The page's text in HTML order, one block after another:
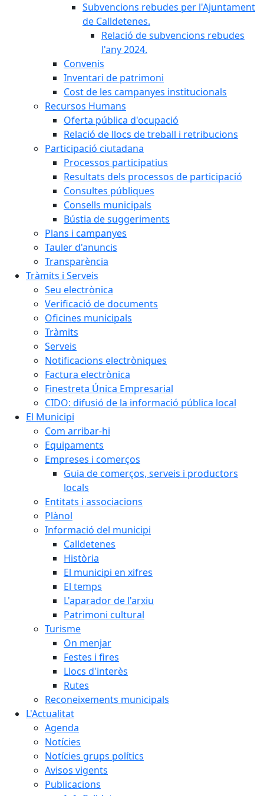
Subvencions rebudes per l'Ajuntament
de Calldetenes.
Relació de subvencions rebudes
l'any 2024.
Convenis
Inventari de patrimoni
Cost de les campanyes institucionals
Recursos Humans
Oferta pública d'ocupació
Relació de llocs de treball i retribucions
Participació ciutadana
Processos participatius
Resultats dels processos de participació
Consultes públiques
Consells municipals
Bústia de suggeriments
Plans i campanyes
Tauler d'anuncis
Transparència
Tràmits i Serveis
Seu electrònica
Verificació de documents
Oficines municipals
Tràmits
Serveis
Notificacions electròniques
Factura electrònica
Finestreta Única Empresarial
CIDO: difusió de la informació pública local
El Municipi
Com arribar-hi
Equipaments
Empreses i comerços
Guia de comerços, serveis i productors
locals
Entitats i associacions
Plànol
Informació del municipi
Calldetenes
Història
El municipi en xifres
El temps
L'aparador de l'arxiu
Patrimoni cultural
Turisme
On menjar
Festes i fires
Llocs d'interès
Rutes
Reconeixements municipals
L'Actualitat
Agenda
Notícies
Notícies grups polítics
Avisos vigents
Publicacions